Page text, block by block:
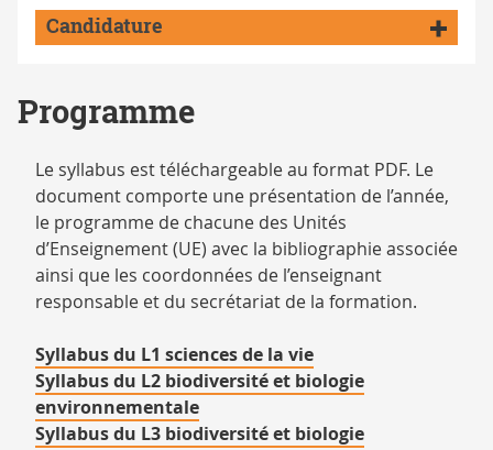
Candidature
Programme
Le syllabus est téléchargeable au format PDF. Le
document comporte une présentation de l’année,
le programme de chacune des Unités
d’Enseignement (UE) avec la bibliographie associée
ainsi que les coordonnées de l’enseignant
responsable et du secrétariat de la formation.
Syllabus du L1 sciences de la vie
Syllabus du L2 biodiversité et biologie
environnementale
Syllabus du L3 biodiversité et biologie